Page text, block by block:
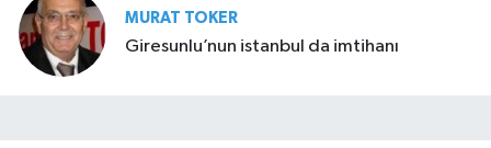
MURAT TOKER
Giresunlu’nun istanbul da imtihanı